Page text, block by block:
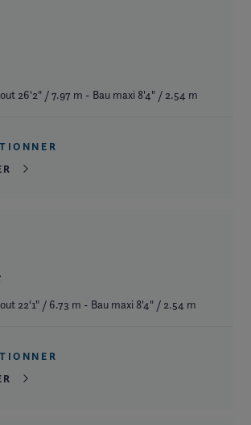
26'2" / 7.97 m - Bau maxi 8'4" / 2.54 m
22'1" / 6.73 m - Bau maxi 8'4" / 2.54 m